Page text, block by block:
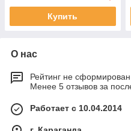
Купить
О нас
Рейтинг не сформирован
Менее 5 отзывов за
Работает с 10.04.2014